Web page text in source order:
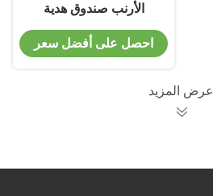
الأرنب صندوق هدية
مجموعة الديكور هدية
توفير خدمات الطباعة
احصل على أفضل سعر
عرض المزيد